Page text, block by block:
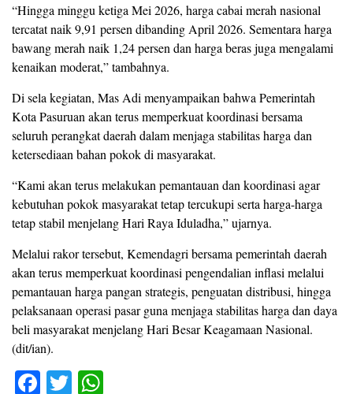
“Hingga minggu ketiga Mei 2026, harga cabai merah nasional
tercatat naik 9,91 persen dibanding April 2026. Sementara harga
bawang merah naik 1,24 persen dan harga beras juga mengalami
kenaikan moderat,” tambahnya.
Di sela kegiatan, Mas Adi menyampaikan bahwa Pemerintah
Kota Pasuruan akan terus memperkuat koordinasi bersama
seluruh perangkat daerah dalam menjaga stabilitas harga dan
ketersediaan bahan pokok di masyarakat.
“Kami akan terus melakukan pemantauan dan koordinasi agar
kebutuhan pokok masyarakat tetap tercukupi serta harga-harga
tetap stabil menjelang Hari Raya Iduladha,” ujarnya.
Melalui rakor tersebut, Kemendagri bersama pemerintah daerah
akan terus memperkuat koordinasi pengendalian inflasi melalui
pemantauan harga pangan strategis, penguatan distribusi, hingga
pelaksanaan operasi pasar guna menjaga stabilitas harga dan daya
beli masyarakat menjelang Hari Besar Keagamaan Nasional.
(dit/ian).
F
T